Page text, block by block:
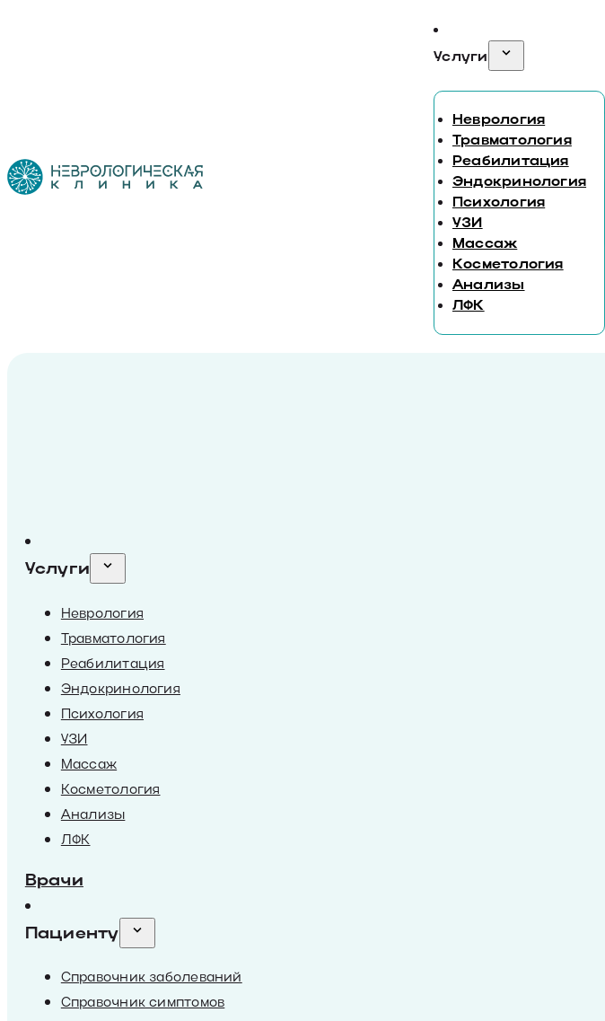
Услуги
Неврология
Травматология
Реабилитация
Эндокринология
Психология
УЗИ
Массаж
Косметология
Анализы
ЛФК
Услуги
Неврология
Травматология
Реабилитация
Эндокринология
Психология
УЗИ
Массаж
Косметология
Анализы
ЛФК
Врачи
Пациенту
Справочник заболеваний
Справочник симптомов